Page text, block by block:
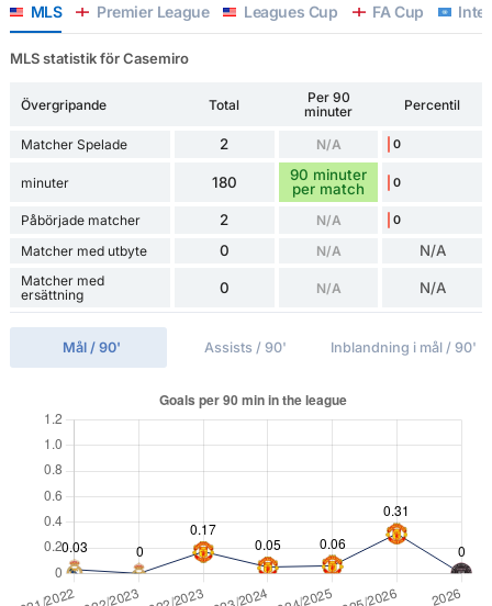
MLS Premier League Leagues Cup FA Cup
MLS statistik för Casemiro
Övergripande Total
Per 90
minuter
Percentil
Matcher Spelade 2 N/A 0
minuter 180
90 minuter
per match
0
Påbörjade matcher 2 N/A 0
Matcher med utbyte 0 N/A N/A
Matcher med
ersättning
0 N/A N/A
Mål / 90' Assists / 90' Inblandning i mål / 90'